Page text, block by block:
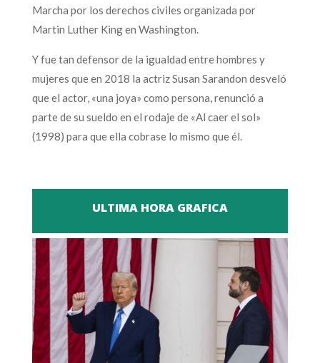
Marcha por los derechos civiles organizada por
Martin Luther King en Washington.
Y fue tan defensor de la igualdad entre hombres y
mujeres que en 2018 la actriz Susan Sarandon desveló
que el actor, «una joya» como persona, renunció a
parte de su sueldo en el rodaje de «Al caer el sol»
(1998) para que ella cobrase lo mismo que él.
ULTIMA HORA GRAFICA